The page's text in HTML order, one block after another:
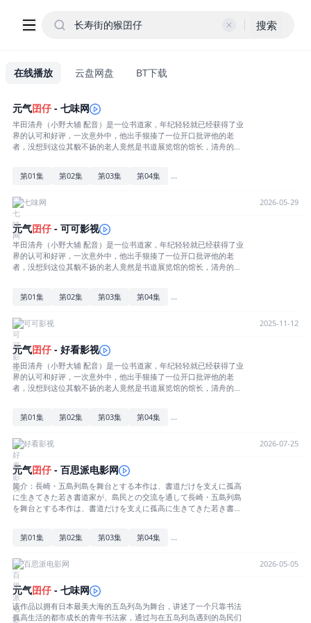
搜索
在线播放 云盘网盘 BT下载
元气囝仔 - 七味网
半田清舟（小野大辅 配音）是一位书道家，年纪轻轻就已经获得了业
界的认可和好评，一次意外中，他出手狠揍了一位开口批评他的老
者，没想到这位其貌不扬的老人竟然是书道展览馆的馆长，清舟的父
慢节奏生活让清舟浑身不自在，但随着时间的推移，一干天真淳朴的
道家，年纪轻轻就已经获得了业界的认可和好评，一次意外中，他出
手狠揍了一位开口批评他的老者，没想到这位其貌不扬的老人竟然是
书道展览馆的馆长，清舟的父亲狠狠教训了嚣张跋扈的儿子，并且将
他放逐到了自己曾经修行过的五岛，希望清舟在那里能够重新找回初
心。 刚开始，岛上闲散的慢节奏生活让清舟浑身不自在，但随着
时间的推移，一干天真淳朴的岛民逐渐让清舟找到了自己人生的意
义。活泼开朗的七岁小女孩奈瑠（原凉子 配音），个性大大咧咧的初
音），在这些可爱孩子们的陪伴下，清舟的每一天都充满了未知和欢
乐。[收起部分]
第01集 第02集 第03集 第04集 ...
七味网 2026-05-29
元气囝仔 - 可可影视
半田清舟（小野大辅 配音）是一位书道家，年纪轻轻就已经获得了业
界的认可和好评，一次意外中，他出手狠揍了一位开口批评他的老
者，没想到这位其貌不扬的老人竟然是书道展览馆的馆长，清舟的父
慢节奏生活让清舟浑身不自在，但随着时间的推移，一干天真淳朴的
（原凉子 配音），个性大大咧咧的初中生山村美和（古木望 配音），
金发不良少年木户浩志（内山昂辉 配音），在这些可爱孩子们的陪伴
下，清舟的每一天都充满了未知和欢乐。
第01集 第02集 第03集 第04集 ...
可可影视 2025-11-12
元气囝仔 - 好看影视
半田清舟（小野大辅 配音）是一位书道家，年纪轻轻就已经获得了业
界的认可和好评，一次意外中，他出手狠揍了一位开口批评他的老
者，没想到这位其貌不扬的老人竟然是书道展览馆的馆长，清舟的父
奏生活让清舟浑身不自在，但随着时间的推移，一干天真淳朴的岛民
凉子 配音），个性大大咧咧的初中生山村美和（古木望 配音），金发
不良少年木户浩志（内山昂辉 配音），在这些可爱孩子们的陪伴下，
清舟的每一天都充满了未知和欢乐。
第01集 第02集 第03集 第04集 ...
好看影视 2026-07-25
元气囝仔 - 百思派电影网
简介：長崎・五島列島を舞台とする本作は、書道だけを支えに孤高
に生きてきた若き書道家が、島民との交流を通して長崎・五島列島
を舞台とする本作は、書道だけを支えに孤高に生きてきた若き書道
かけに五島列島で一人暮らしを始め、新たな書の境地を拓いてい
第01集 第02集 第03集 第04集 ...
百思派电影网 2026-05-05
元气囝仔 - 七味网
该作品以拥有日本最美大海的五岛列岛为舞台，讲述了一个只靠书法
孤高生活的都市成长的青年书法家，通过与在五岛列岛遇到的岛民们